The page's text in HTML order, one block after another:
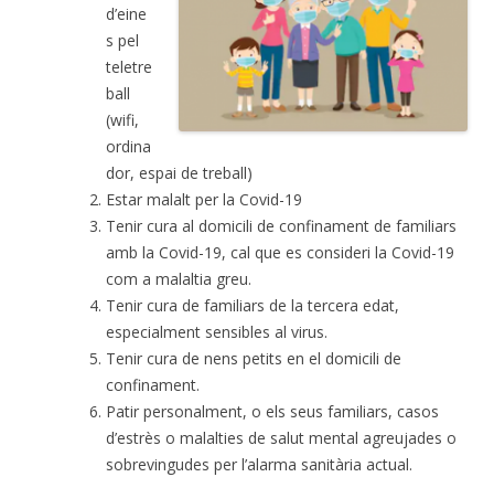
d’eine
s pel
teletre
ball
(wifi,
ordina
dor, espai de treball)
Estar malalt per la Covid-19
Tenir cura al domicili de confinament de familiars
amb la Covid-19, cal que es consideri la Covid-19
com a malaltia greu.
Tenir cura de familiars de la tercera edat,
especialment sensibles al virus.
Tenir cura de nens petits en el domicili de
confinament.
Patir personalment, o els seus familiars, casos
d’estrès o malalties de salut mental agreujades o
sobrevingudes per l’alarma sanitària actual.